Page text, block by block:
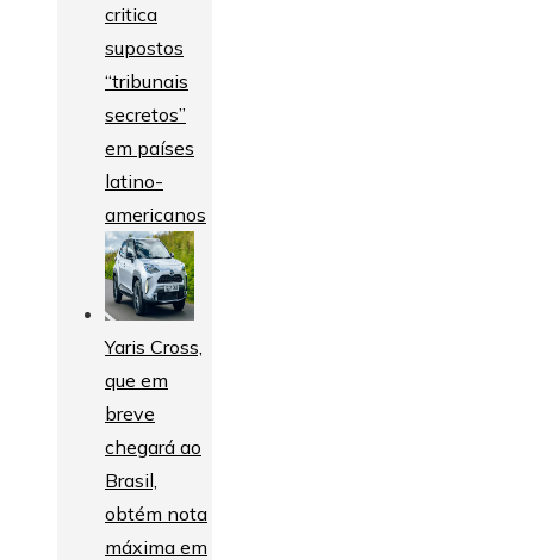
critica
supostos
“tribunais
secretos”
em países
latino-
americanos
Yaris Cross,
que em
breve
chegará ao
Brasil,
obtém nota
máxima em